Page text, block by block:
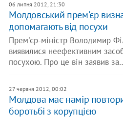
06 липня 2012, 21:30
Молдовський прем'єр
допомагають від посухи
Прем'єр-міністр Володимир
виявилися неефективним
посухою. Про це він заявив
27 червня 2012, 00:02
Молдова має намір
боротьбі з корупцією